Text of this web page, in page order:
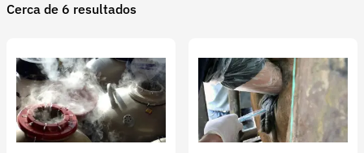
Cerca de 6 resultados
Contacto
+57 323 2931928
contacto@croper.com